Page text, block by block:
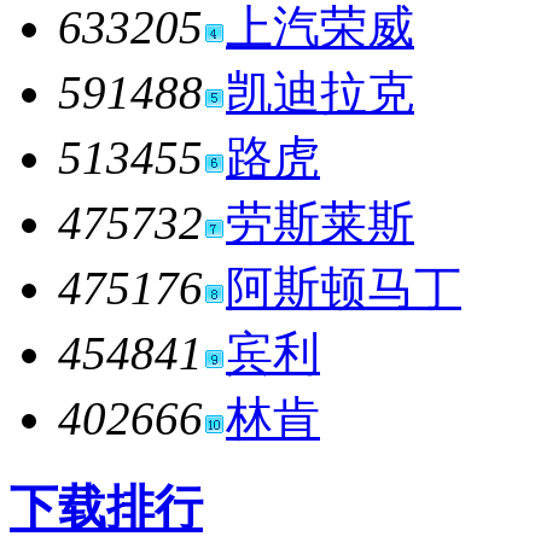
633205
上汽荣威
591488 凯迪拉克
513455 路虎
475732 劳斯莱斯
475176 阿斯顿马丁
454841 宾利
402666 林肯
下载排行